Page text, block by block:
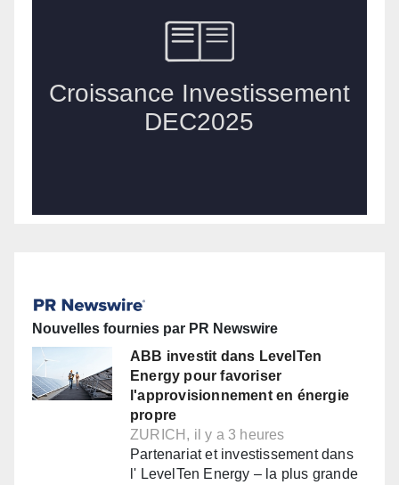
Nouvelles fournies par PR Newswire
ABB investit dans LevelTen
Energy pour favoriser
l'approvisionnement en énergie
propre
ZURICH, il y a 3 heures
Partenariat et investissement dans
l' LevelTen Energy – la plus grande